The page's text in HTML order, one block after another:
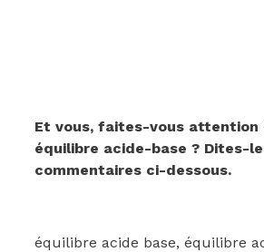
Et vous, faites-vous attention
équilibre acide-base ? Dites-
commentaires ci-dessous.
équilibre acide base, équilibre